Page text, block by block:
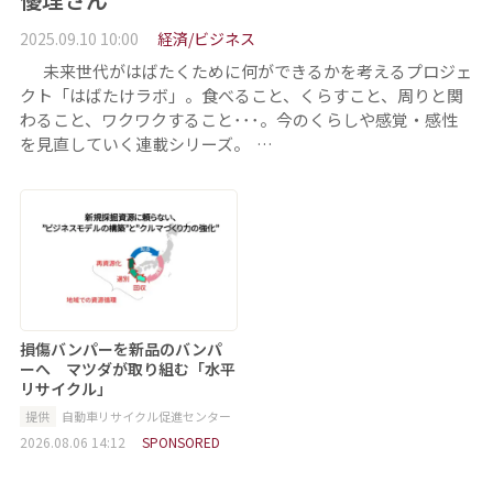
2025.09.10 10:00 経済/ビジネス
未来世代がはばたくために何ができるかを考えるプロジェ
クト「はばたけラボ」。食べること、くらすこと、周りと関
わること、ワクワクすること･･･。今のくらしや感覚・感性
を見直していく連載シリーズ。 …
損傷バンパーを新品のバンパ
ーへ マツダが取り組む「水平
リサイクル」
提供 自動車リサイクル促進センター
2026.08.06 14:12 SPONSORED